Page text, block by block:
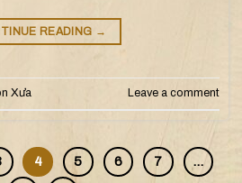
READING →
Xưa Leave a comment
4 5 6 7 …